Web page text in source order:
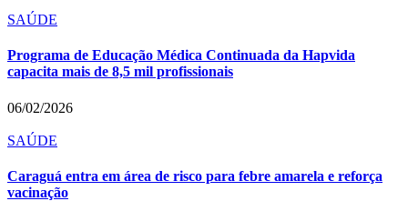
SAÚDE
Programa de Educação Médica Continuada da Hapvida
capacita mais de 8,5 mil profissionais
06/02/2026
SAÚDE
Caraguá entra em área de risco para febre amarela e reforça
vacinação